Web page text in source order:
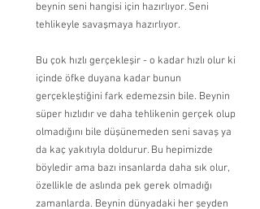
beynin seni hangisi için hazırlıyor. Seni
tehlikeyle savaşmaya hazırlıyor.
Bu çok hızlı gerçekleşir - o kadar hızlı olur ki
içinde öfke duyana kadar bunun
gerçekleştiğini fark edemezsin bile. Beynin
süper hızlıdır ve daha tehlikenin gerçek olup
olmadığını bile düşünemeden seni savaş ya
da kaç yakıtıyla doldurur. Bu hepimizde
böyledir ama bazı insanlarda daha sık olur,
özellikle de aslında pek gerek olmadığı
zamanlarda. Beynin dünyadaki her şeyden